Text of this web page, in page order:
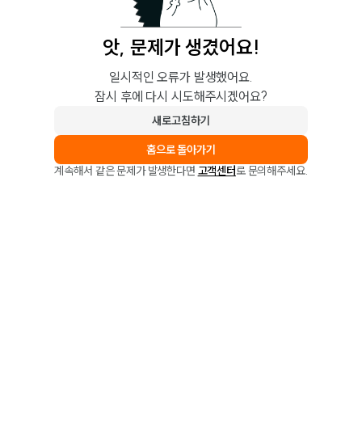
앗, 문제가 생겼어요!
일시적인 오류가 발생했어요.
잠시 후에 다시 시도해주시겠어요?
새로고침하기
홈으로 돌아가기
계속해서 같은 문제가 발생한다면 고객센터로 문의해주세요.